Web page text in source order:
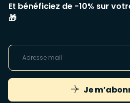
Et bénéficiez de -10% sur
🎁
Je